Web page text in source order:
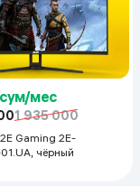
сум/мес
1 935 000
Gaming 2E-
чёрный